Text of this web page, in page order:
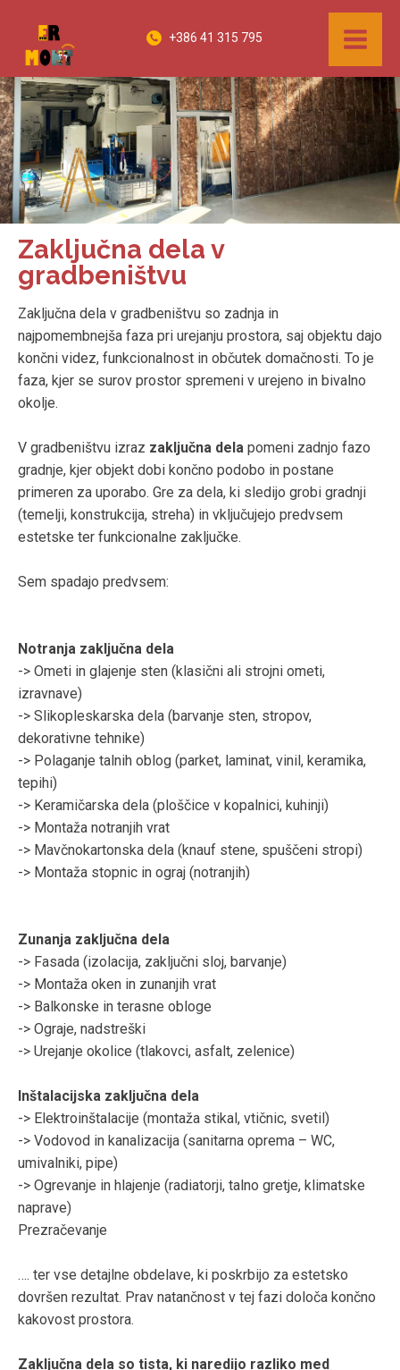
+386 41 315 795
Zaključna dela v
gradbeništvu
Zaključna dela v gradbeništvu so zadnja in
najpomembnejša faza pri urejanju prostora, saj objektu dajo
končni videz, funkcionalnost in občutek domačnosti. To je
faza, kjer se surov prostor spremeni v urejeno in bivalno
okolje.
V gradbeništvu izraz zaključna dela pomeni zadnjo fazo
gradnje, kjer objekt dobi končno podobo in postane
primeren za uporabo. Gre za dela, ki sledijo grobi gradnji
(temelji, konstrukcija, streha) in vključujejo predvsem
estetske ter funkcionalne zaključke.
Sem spadajo predvsem:
Notranja zaključna dela
-> Ometi in glajenje sten (klasični ali strojni ometi,
izravnave)
-> Slikopleskarska dela (barvanje sten, stropov,
dekorativne tehnike)
-> Polaganje talnih oblog (parket, laminat, vinil, keramika,
tepihi)
-> Keramičarska dela (ploščice v kopalnici, kuhinji)
-> Montaža notranjih vrat
-> Mavčnokartonska dela (knauf stene, spuščeni stropi)
-> Montaža stopnic in ograj (notranjih)
Zunanja zaključna dela
-> Fasada (izolacija, zaključni sloj, barvanje)
-> Montaža oken in zunanjih vrat
-> Balkonske in terasne obloge
-> Ograje, nadstreški
-> Urejanje okolice (tlakovci, asfalt, zelenice)
Inštalacijska zaključna dela
-> Elektroinštalacije (montaža stikal, vtičnic, svetil)
-> Vodovod in kanalizacija (sanitarna oprema – WC,
umivalniki, pipe)
-> Ogrevanje in hlajenje (radiatorji, talno gretje, klimatske
naprave)
Prezračevanje
…. ter vse detajlne obdelave, ki poskrbijo za estetsko
dovršen rezultat. Prav natančnost v tej fazi določa končno
kakovost prostora.
Zaključna dela so tista, ki naredijo razliko med